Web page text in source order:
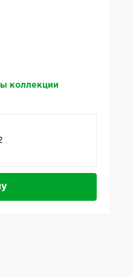
коллекции